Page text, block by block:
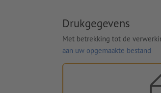
Drukgegevens
Met betrekking tot de
aan uw opgemaakte bestand